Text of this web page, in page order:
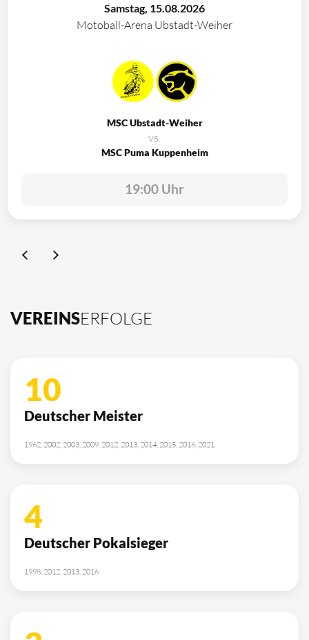
Samstag, 15.08.2026
Motoball-Arena Ubstadt-Weiher
MSC Ubstadt-Weiher
vs.
MSC Puma Kuppenheim
19:00 Uhr
VEREINSERFOLGE